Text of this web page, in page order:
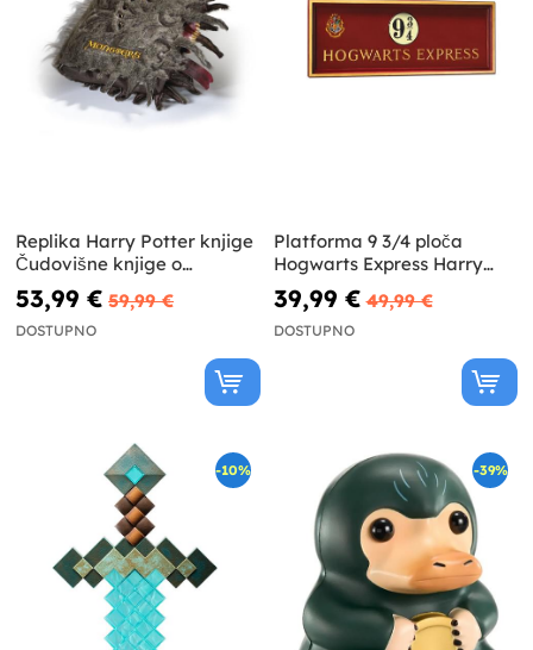
Replika Harry Potter knjige
Čudovišne knjige o
čudovištima
53,99 € 59,99 €
DOSTUPNO
Platforma 9 3/4 ploča
Hogwarts Express Harry
Potter
39,99 € 49,99 €
DOSTUPNO
-10% -39%